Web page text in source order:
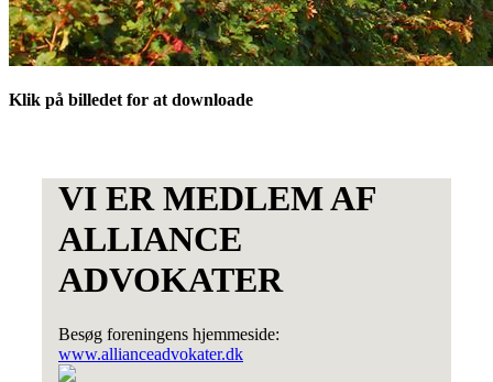
Klik på billedet for at downloade
VI ER MEDLEM AF
ALLIANCE
ADVOKATER
Besøg foreningens hjemmeside:
www.allianceadvokater.dk